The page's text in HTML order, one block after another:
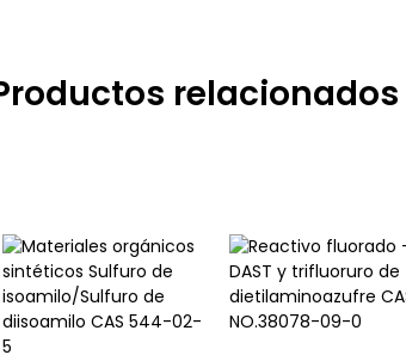
relacionados